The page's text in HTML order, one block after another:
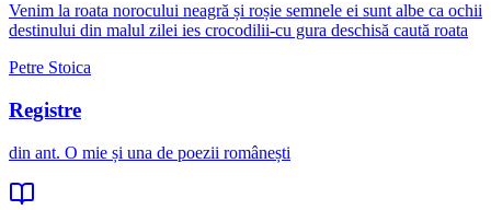
Venim la roata norocului neagră și roșie semnele ei sunt albe ca ochii
destinului din malul zilei ies crocodilii-cu gura deschisă caută roata
Petre Stoica
Registre
din ant. O mie și una de poezii românești